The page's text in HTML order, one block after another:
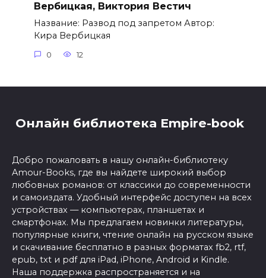
Вербицкая, Виктория Вестич
Название: Развод под запретом Автор:
Кира Вербицкая
0 12
Онлайн библиотека Empire-book
Добро пожаловать в нашу онлайн-библиотеку
Amour-Books, где вы найдете широкий выбор
любовных романов: от классики до современности
и самоиздата. Удобный интерфейс доступен на всех
устройствах — компьютерах, планшетах и
смартфонах. Мы предлагаем новинки литературы,
популярные книги, чтение онлайн на русском языке
и скачивание бесплатно в разных форматах fb2, rtf,
epub, txt и pdf для iPad, iPhone, Android и Kindle.
Наша поддержка распространяется и на